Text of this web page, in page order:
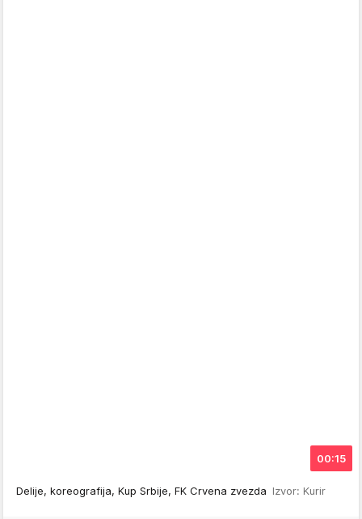
00:15
Delije, koreografija, Kup Srbije, FK Crvena zvezda Izvor: Kurir